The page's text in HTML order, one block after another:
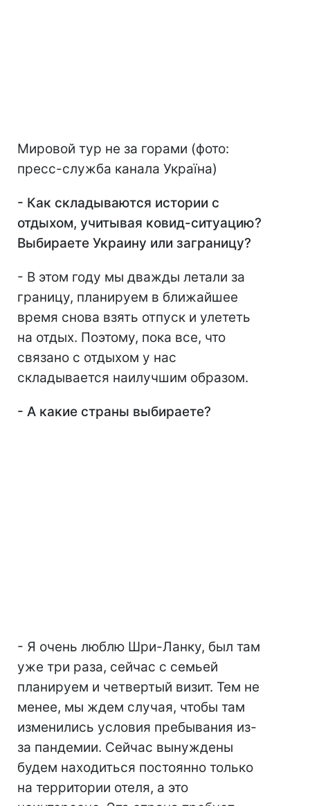
Мировой тур не за горами (фото:
пресс-служба канала Україна)
- Как складываются истории с
отдыхом, учитывая ковид-ситуацию?
Выбираете Украину или заграницу?
- В этом году мы дважды летали за
границу, планируем в ближайшее
время снова взять отпуск и улететь
на отдых. Поэтому, пока все, что
связано с отдыхом у нас
складывается наилучшим образом.
- А какие страны выбираете?
- Я очень люблю Шри-Ланку, был там
уже три раза, сейчас с семьей
планируем и четвертый визит. Тем не
менее, мы ждем случая, чтобы там
изменились условия пребывания из-
за пандемии. Сейчас вынуждены
будем находиться постоянно только
на территории отеля, а это